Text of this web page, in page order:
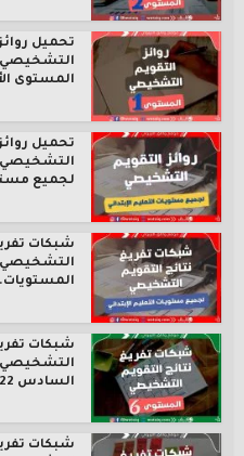
تحميل
المستوى
تحميل
لجميع
شبكات
التشخيصي
شبكات
السادس 2022...
شبكات